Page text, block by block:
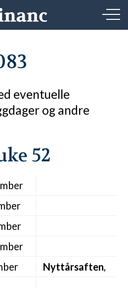
eventuelle
og andre
52
Nyttårsaften,